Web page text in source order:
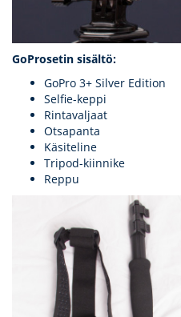
GoProsetin sisältö:
GoPro 3+ Silver Edition
Selfie-keppi
Rintavaljaat
Otsapanta
Käsiteline
Tripod-kiinnike
Reppu